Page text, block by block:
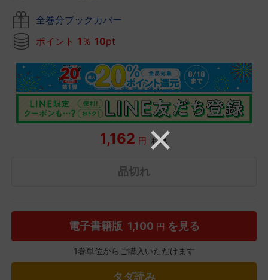
全巻分ブックカバー
ポイント 1 ％ 10pt
1,162 円 税込
品切れ
電子書籍版 1,100 円 を見る
1巻単位からご購入いただけます
タダ読み